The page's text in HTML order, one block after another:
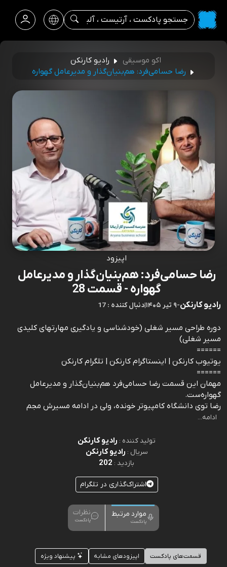
اکو موسیقی
رادیو کارنکن
رضا حسامی‌فرد: هم‌بنیان‌گذار و مدیرعامل گهواره
اپیزود
رضا حسامی‌فرد: هم‌بنیان‌گذار و مدیرعامل
گهواره - قسمت 28
رادیو کارنکن-۹ تیر ۱۴۰۵ |17 : دنبال کننده
دوره طراحی مسیر شغلی (خودشناسی و یادگیری مهارتهای کلیدی
مسیر شغلی)
======
یوتیوب کارنکن | اینستاگرام کارنکن | تلگرام کارنکن
======
مهمان این قسمت رضا حسامی‌فرد هم‌بنیان‌گذار و مدیرعامل
گهواره‌ست.
رضا توی دانشگاه کامپیوتر خونده، ولی در ادامه مسیرش مجم
ادامه...
تولید کننده : رادیو کارنکن
سریال : رادیو کارنکن
بازدید : 202
اشتراک‌گذاری در تلگرام
موارد مرتبط
پادکست
نظرات
پادکست
قسمت‌های پادکست اپیزودهای مشابه پیشنهاد ویژه